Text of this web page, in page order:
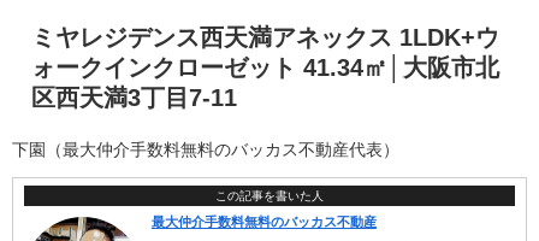
ミヤレジデンス西天満アネックス 1LDK+ウ
ォークインクローゼット 41.34㎡│大阪市北
区西天満3丁目7-11
下園（最大仲介手数料無料のバッカス不動産代表）
この記事を書いた人
最大仲介手数料無料のバッカス不動産